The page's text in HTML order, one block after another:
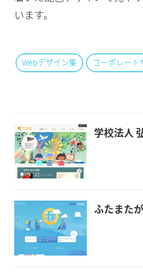
います。
Webデザイン集 コーポレート
学校法人
ふたまた